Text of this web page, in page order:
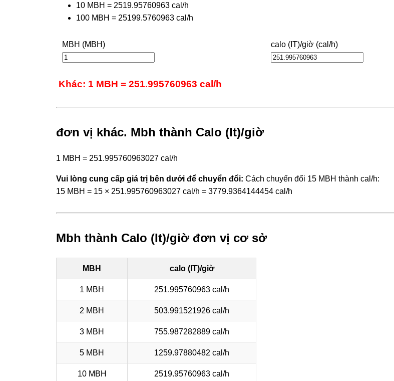
10 MBH = 2519.95760963 cal/h
100 MBH = 25199.5760963 cal/h
MBH (MBH) calo (IT)/giờ (cal/h)
Khác: 1 MBH = 251.995760963 cal/h
đơn vị khác. Mbh thành Calo (It)/giờ
1 MBH = 251.995760963027 cal/h
Vui lòng cung cấp giá trị bên dưới để chuyển đổi: Cách chuyển đổi 15 MBH thành cal/h:
15 MBH = 15 × 251.995760963027 cal/h = 3779.9364144454 cal/h
Mbh thành Calo (It)/giờ đơn vị cơ sở
MBH calo (IT)/giờ
1 MBH 251.995760963 cal/h
2 MBH 503.991521926 cal/h
3 MBH 755.987282889 cal/h
5 MBH 1259.97880482 cal/h
10 MBH 2519.95760963 cal/h